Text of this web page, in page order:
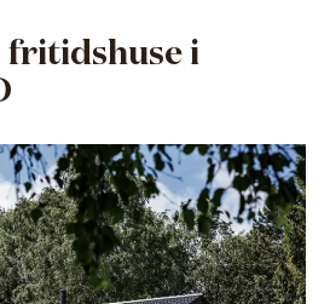
fritidshuse i